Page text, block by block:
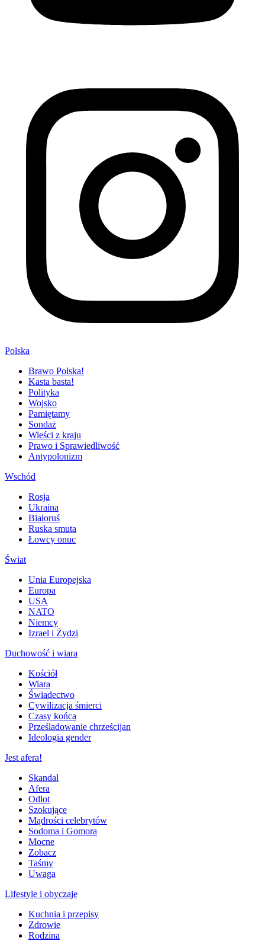
Polska
Brawo Polska!
Kasta basta!
Polityka
Wojsko
Pamiętamy
Sondaż
Wieści z kraju
Prawo i Sprawiedliwość
Antypolonizm
Wschód
Rosja
Ukraina
Białoruś
Ruska smuta
Łowcy onuc
Świat
Unia Europejska
Europa
USA
NATO
Niemcy
Izrael i Żydzi
Duchowość i wiara
Kościół
Wiara
Świadectwo
Cywilizacja śmierci
Czasy końca
Prześladowanie chrześcijan
Ideologia gender
Jest afera!
Skandal
Afera
Odlot
Szokujące
Mądrości celebrytów
Sodoma i Gomora
Mocne
Zobacz
Taśmy
Uwaga
Lifestyle i obyczaje
Kuchnia i przepisy
Zdrowie
Rodzina